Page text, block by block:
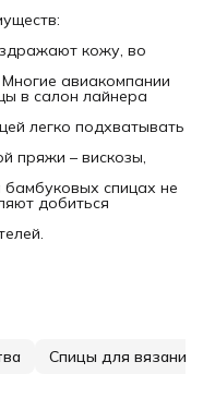
кожу, во
авиакомпании
в салон лайнера
легко подхватывать
пряжи – вискозы,
спицах не
добиться
Спицы для вязания